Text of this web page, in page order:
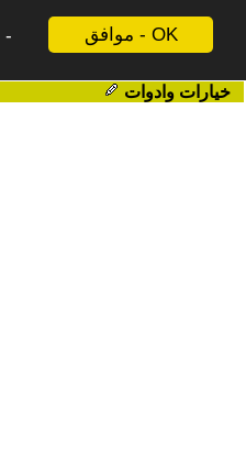
موافق - OK